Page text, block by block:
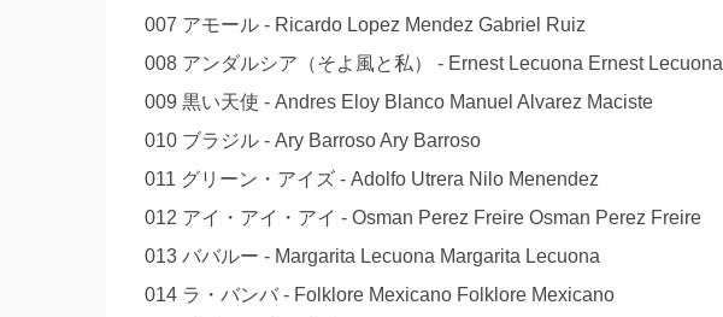
007 アモール - Ricardo Lopez Mendez Gabriel Ruiz
008 アンダルシア（そよ風と私） - Ernest Lecuona Ernest Lecuona
009 黒い天使 - Andres Eloy Blanco Manuel Alvarez Maciste
010 ブラジル - Ary Barroso Ary Barroso
011 グリーン・アイズ - Adolfo Utrera Nilo Menendez
012 アイ・アイ・アイ - Osman Perez Freire Osman Perez Freire
013 ババルー - Margarita Lecuona Margarita Lecuona
014 ラ・バンバ - Folklore Mexicano Folklore Mexicano